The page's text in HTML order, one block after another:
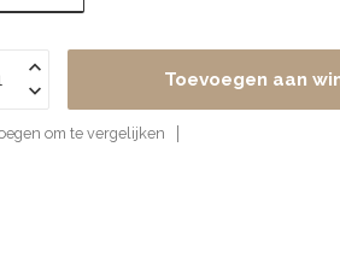
Toevoegen aan
om te vergelijken